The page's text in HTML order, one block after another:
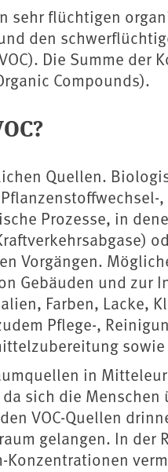
sehr flüchtigen
den
Die Summe der
Compounds).
Quellen.
Prozesse, in
Vorgängen.
Gebäuden und zur
Farben, Lacke,
Pflege-,
in
sich die Menschen
VOC-Quellen
gelangen. In der
Konzentrationen